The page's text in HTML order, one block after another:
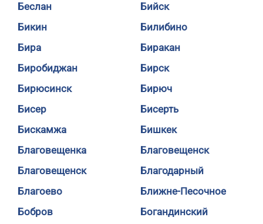
Беслан
Бийск
Бикин
Билибино
Бира
Биракан
Биробиджан
Бирск
Бирюсинск
Бирюч
Бисер
Бисерть
Бискамжа
Бишкек
Благовещенка
Благовещенск
Благовещенск
Благодарный
Благоево
Ближне-Песочное
Бобров
Богандинский